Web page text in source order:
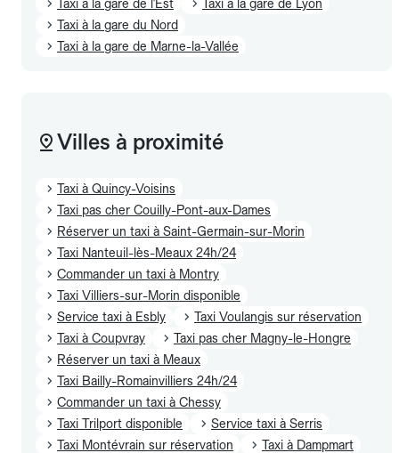
Taxi à la gare de l'Est
Taxi à la gare de Lyon
Taxi à la gare du Nord
Taxi à la gare de Marne-la-Vallée
Villes à proximité
Taxi à Quincy-Voisins
Taxi pas cher Couilly-Pont-aux-Dames
Réserver un taxi à Saint-Germain-sur-Morin
Taxi Nanteuil-lès-Meaux 24h/24
Commander un taxi à Montry
Taxi Villiers-sur-Morin disponible
Service taxi à Esbly
Taxi Voulangis sur réservation
Taxi à Coupvray
Taxi pas cher Magny-le-Hongre
Réserver un taxi à Meaux
Taxi Bailly-Romainvilliers 24h/24
Commander un taxi à Chessy
Taxi Trilport disponible
Service taxi à Serris
Taxi Montévrain sur réservation
Taxi à Dampmart